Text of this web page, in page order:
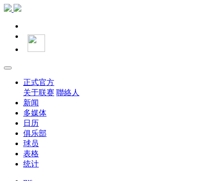
正式官方
关于联赛 聯絡人
新闻
多媒体
日历
俱乐部
球员
表格
统计